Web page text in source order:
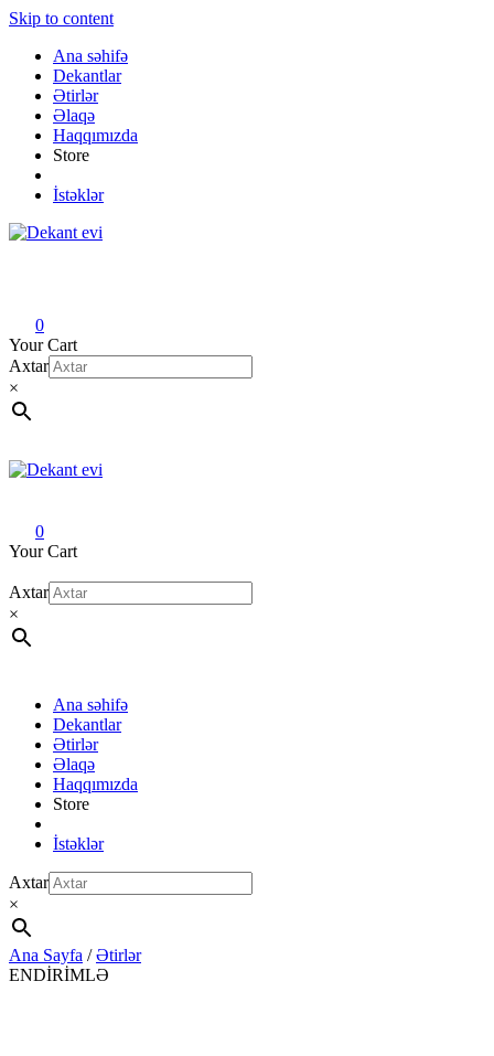
Skip to content
Ana səhifə
Dekantlar
Ətirlər
Əlaqə
Haqqımızda
Store
İstəklər
0
Your Cart
Axtar
×
0
Your Cart
Axtar
×
Ana səhifə
Dekantlar
Ətirlər
Əlaqə
Haqqımızda
Store
İstəklər
Axtar
×
Ana Sayfa /Ətirlər
ENDİRİMLƏ